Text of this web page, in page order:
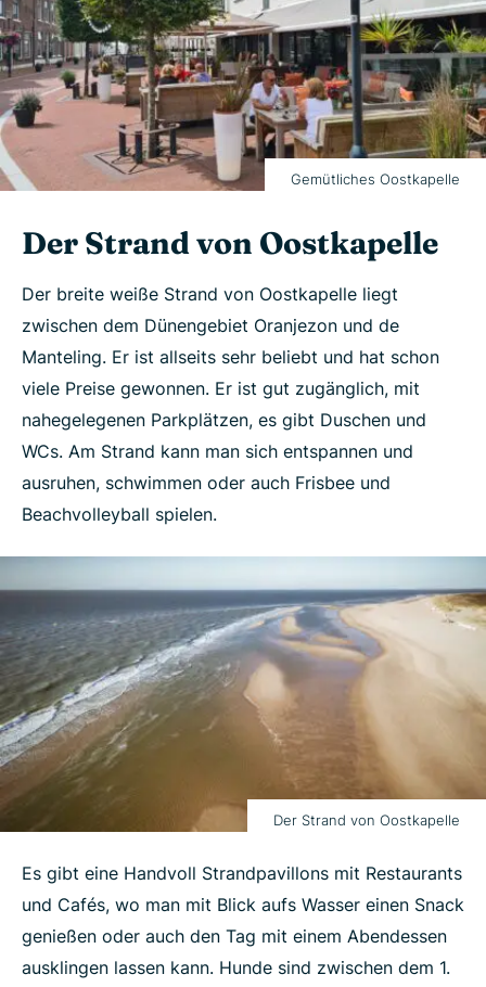
Gemütliches Oostkapelle
Der Strand von Oostkapelle
Der breite weiße Strand von Oostkapelle liegt
zwischen dem Dünengebiet Oranjezon und de
Manteling. Er ist allseits sehr beliebt und hat schon
viele Preise gewonnen. Er ist gut zugänglich, mit
nahegelegenen Parkplätzen, es gibt Duschen und
WCs. Am Strand kann man sich entspannen und
ausruhen, schwimmen oder auch Frisbee und
Beachvolleyball spielen.
Der Strand von Oostkapelle
Es gibt eine Handvoll Strandpavillons mit Restaurants
und Cafés, wo man mit Blick aufs Wasser einen Snack
genießen oder auch den Tag mit einem Abendessen
ausklingen lassen kann. Hunde sind zwischen dem 1.